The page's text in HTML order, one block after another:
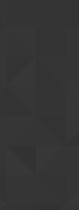
von Sein und
Heidegger
pp. 279-284
W. (2020). Martin
Ausgang von
Metaphysik, T.
Zeit, Tübingen:
das Problem der